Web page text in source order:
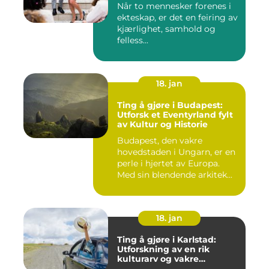
Når to mennesker forenes i
ekteskap, er det en feiring av
kjærlighet, samhold og
felless...
18. jan
Ting å gjøre i Budapest:
Utforsk et Eventyrland fylt
av Kultur og Historie
Budapest, den vakre
hovedstaden i Ungarn, er en
perle i hjertet av Europa.
Med sin blendende arkitek...
18. jan
Ting å gjøre i Karlstad:
Utforskning av en rik
kulturarv og vakre